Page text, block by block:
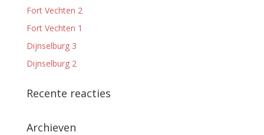
Fort Vechten 2
Fort Vechten 1
Dijnselburg 3
Dijnselburg 2
Recente reacties
Archieven